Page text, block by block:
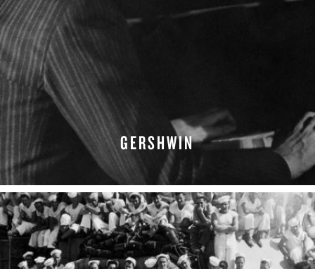
GERSHWIN